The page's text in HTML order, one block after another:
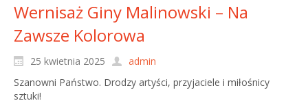
Wernisaż Giny Malinowski – Na
Zawsze Kolorowa
25 kwietnia 2025
admin
Szanowni Państwo. Drodzy artyści, przyjaciele i miłośnicy
sztuki!